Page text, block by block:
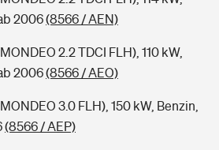
2006(8566 / AEN)
2.2 TDCI FLH), 110 kW,
2006(8566 / AEO)
3.0 FLH), 150 kW, Benzin,
(8566 / AEP)